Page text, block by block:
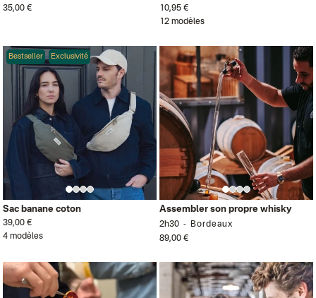
35,00 €
10,95 €
12 modèles
Bestseller Exclusivité
Sac banane coton
39,00 €
4 modèles
Assembler son propre whisky
2h30
Bordeaux
89,00 €